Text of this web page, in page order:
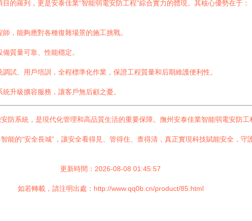
的羅列，更是安泰佳業“智能弱電安防工程”綜合實力的體現。其核心優勢在于：
，能夠應對各種復雜場景的施工挑戰。
質量可靠、性能穩定。
試、用戶培訓，全程標準化作業，保證工程質量和后期維護便利性。
升級擴容服務，讓客戶無后顧之憂。
防系統，是現代化管理和高品質生活的重要保障。撫州安泰佳業智能弱電安防
的“安全長城”，讓安全看得見、管得住、查得清，真正實現科技賦能安全，守
更新時間：2026-08-08 01:45:57
如若轉載，請注明出處：http://www.qq0b.cn/product/85.html